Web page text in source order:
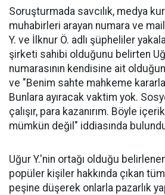
Soruşturmada savcılık, medya
muhabirleri arayan numara ve
Y. ve İlknur Ö. adlı şüpheliler
şirketi sahibi olduğunu belirten
numarasının kendisine ait
ve "Benim sahte mahkeme
Bunlara ayıracak vaktim yok.
çalışır, para kazanırım. Böyle
mümkün değil" iddiasında
Uğur Y.'nin ortağı olduğu
popüler kişiler hakkında çıkan
peşine düşerek onlarla pazarlık